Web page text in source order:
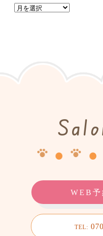
WEB予
TEL: